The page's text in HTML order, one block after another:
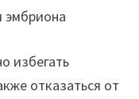
избегать
отказаться от